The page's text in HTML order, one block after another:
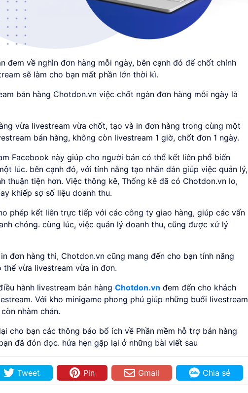
đem về nghìn đơn hàng mỗi ngày, bên cạnh đó để chốt chính
sẽ làm cho bạn mất phần lớn thời kì.
bán hàng Chotdon.vn việc chốt ngàn đơn hàng mỗi ngày là
vừa livestream vừa chốt, tạo và in đơn hàng trong cùng một
bán hàng, không còn livestream 1 giờ, chốt đơn 1 ngày.
Facebook này giúp cho người bán có thể kết liên phổ biến
lúc. bên cạnh đó, với tính năng tạo nhãn dán giúp việc quản lý,
thuận tiện hơn. Việc thông kê, Thống kê đã có Chotdon.vn lo,
khiếp sợ số liệu doanh thu.
phép kết liên trực tiếp với các công ty giao hàng, giúp các vấn
chóng. cùng lúc, việc quản lý doanh thu, cũng được xử lý
đơn hàng thì, Chotdon.vn cũng mang đến cho bạn tính năng
vừa livestream vừa in đơn.
hành livestream bán hàng Chotdon.vn đem đến cho khách
Với kho minigame phong phú giúp những buổi livestream
nhàm chán.
cho bạn các thông báo bổ ích về Phần mềm hỗ trợ bán hàng
đã đón đọc. hứa hẹn gặp lại ở những bài viết sau
Tweet Pin Gmail Chia sẻ